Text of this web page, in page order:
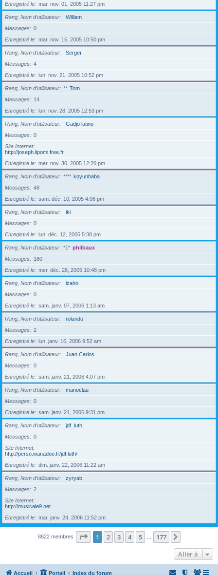
Enregistré le
mar. nov. 01, 2005 11:27 pm
Rang, Nom d’utilisateur
William
Messages
0
Enregistré le
mar. nov. 15, 2005 10:50 pm
Rang, Nom d’utilisateur
Sergeï
Messages
4
Enregistré le
lun. nov. 21, 2005 10:52 pm
Rang, Nom d’utilisateur ** Tom
Messages
14
Enregistré le
lun. nov. 28, 2005 12:53 pm
Rang, Nom d’utilisateur
Gadjo latino
Messages
0
Site Internet
http://joseph.lipomi.free.fr
Enregistré le
mer. nov. 30, 2005 12:20 pm
Rang, Nom d’utilisateur **** koyunbaba
Messages
48
Enregistré le
sam. déc. 10, 2005 4:06 pm
Rang, Nom d’utilisateur
iki
Messages
0
Enregistré le
lun. déc. 12, 2005 5:38 pm
Rang, Nom d’utilisateur *1* philbaux
Messages
160
Enregistré le
mer. déc. 28, 2005 10:48 pm
Rang, Nom d’utilisateur
izaho
Messages
0
Enregistré le
sam. janv. 07, 2006 1:13 am
Rang, Nom d’utilisateur
rolando
Messages
2
Enregistré le
lun. janv. 16, 2006 9:52 am
Rang, Nom d’utilisateur
Juan Carlos
Messages
0
Enregistré le
sam. janv. 21, 2006 4:07 pm
Rang, Nom d’utilisateur
manoclau
Messages
0
Enregistré le
sam. janv. 21, 2006 9:31 pm
Rang, Nom d’utilisateur
jdf_luth
Messages
0
Site Internet
http://perso.wanadoo.fr/jdf.luth/
Enregistré le
dim. janv. 22, 2006 11:22 am
Rang, Nom d’utilisateur
zyryab
Messages
2
Site Internet
http://musicale9.net
Enregistré le
mar. janv. 24, 2006 11:52 pm
8822 membres Page 1sur177
1 2 3 4 5 177
Aller à
Accueil Portail Index du forum